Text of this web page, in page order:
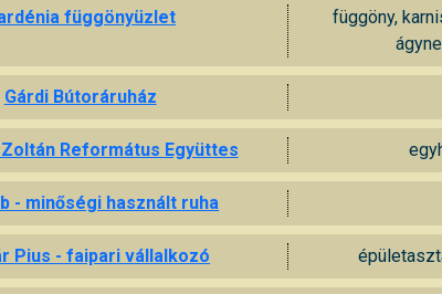
függönyüzlet
függöny,
Gárdi Bútoráruház
Református Együttes
- minőségi használt ruha
Pius - faipari vállalkozó